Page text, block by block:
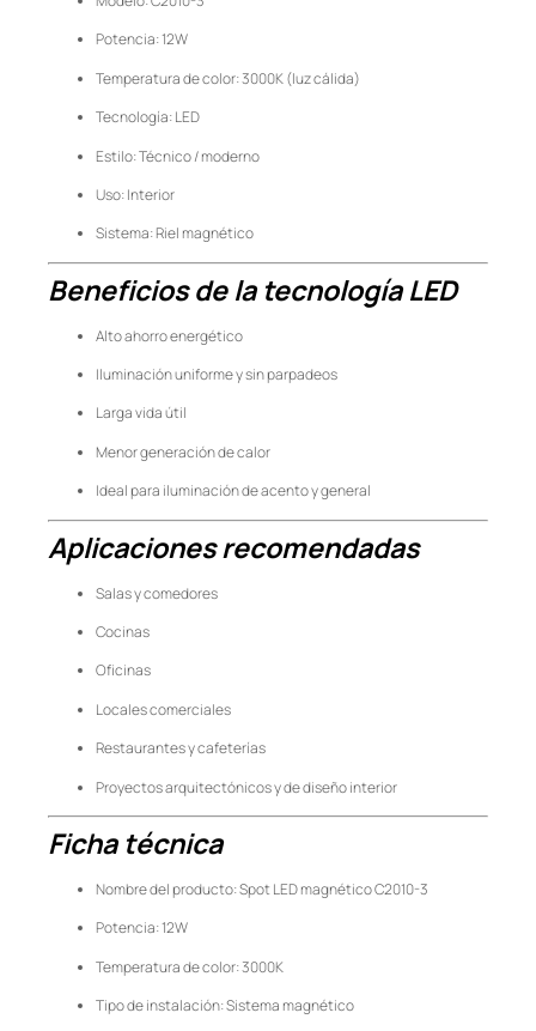
Potencia: 12W
Temperatura de color: 3000K (luz cálida)
Tecnología: LED
Estilo: Técnico / moderno
Uso: Interior
Sistema: Riel magnético
Beneficios de la tecnología LED
Alto ahorro energético
Iluminación uniforme y sin parpadeos
Larga vida útil
Menor generación de calor
Ideal para iluminación de acento y general
Aplicaciones recomendadas
Salas y comedores
Cocinas
Oficinas
Locales comerciales
Restaurantes y cafeterías
Proyectos arquitectónicos y de diseño interior
Ficha técnica
Nombre del producto: Spot LED magnético C2010-3
Potencia: 12W
Temperatura de color: 3000K
Tipo de instalación: Sistema magnético